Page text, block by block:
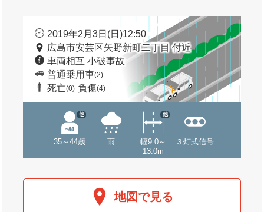
2019年2月3日(日)12:50
広島市安芸区矢野新町二丁目 付近
車両相互 小破事故
普通乗用車(2)
死亡(0) 負傷(4)
35～44歳
他
雨
幅9.0～
13.0m
他
３灯式信号
地図で見る